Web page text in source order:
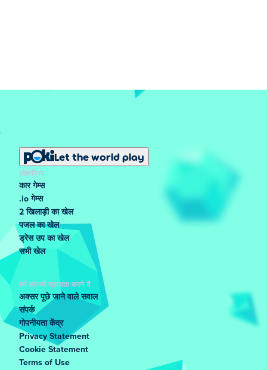
Let the world play
लोकप्रिय
कार गेम्स
.io गेम्स
2 खिलाड़ी का खेल
पजल का खेल
ड्रेस उप का खेल
सभी खेल
हमें आपकी सहायता करने दें
अक्सर पूछे जाने वाले सवाल
संपर्क
गोपनीयता केंद्र
Privacy Statement
Cookie Statement
Terms of Use